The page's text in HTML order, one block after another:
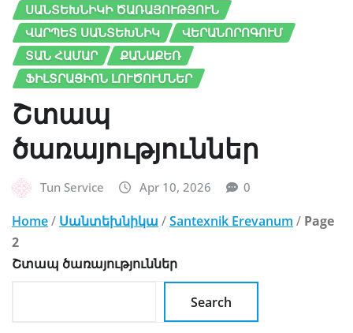
ՍԱՆՏԵԽՆԻԿԻ ԾԱՌԱՅՈՒԹՅՈՒՆ
ՎԱՐՊԵՏ ՍԱՆՏԵԽՆԻԿ
ՎԵՐԱՆՈՐՈԳՈՒՄ
ՏԱՆ ՀԱՄԱՐ
ՔԱՆԱՔԵՌ
ՖԻԼՏՐԱՑԻՈՆ ԼՈՒԾՈՒՄՆԵՐ
Շտապ
ծառայություններ
Tun Service Apr 10, 2026 0
Home/ Սանտեխնիկա /Santexnik Erevanum / Page
2
Շտապ ծառայություններ
Search